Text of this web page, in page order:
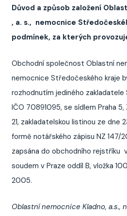
Důvod a způsob založení
, a. s., nemocnice
podmínek, za kterých
Obchodní společnost Oblastní
nemocnice Středočeského kraje
rozhodnutím jediného zakladatele
IČO 70891095, se sídlem Praha 5,
21, zakladatelskou listinou ze dne
formě notářského zápisu NZ 147/
zapsána do obchodního rejstříku
soudem v Praze oddíl B, vložka
2005.
Oblastní nemocnice Kladno, a.s.,